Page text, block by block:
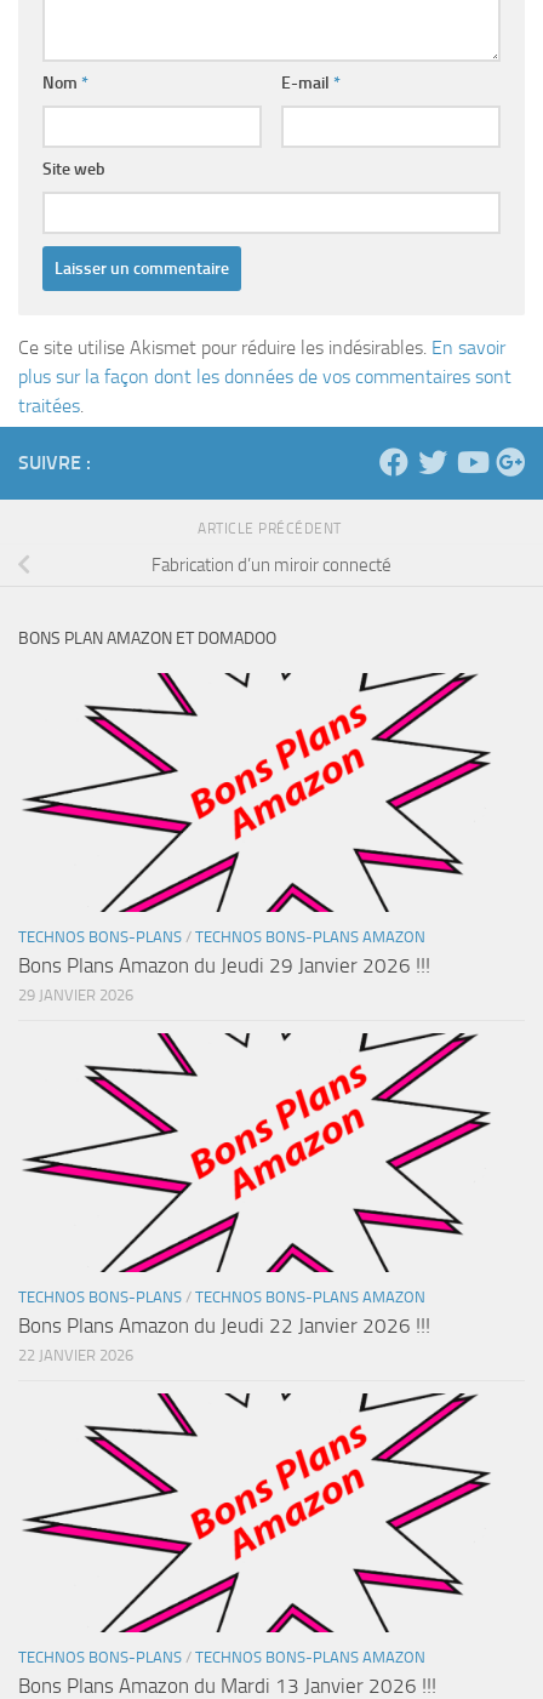
Nom * E-mail *
Site web
Ce site utilise Akismet pour réduire les indésirables. En savoir
plus sur la façon dont les données de vos commentaires sont
traitées.
SUIVRE :
ARTICLE PRÉCÉDENT
Fabrication d’un miroir connecté
BONS PLAN AMAZON ET DOMADOO
TECHNOS BONS-PLANS / TECHNOS BONS-PLANS AMAZON
Bons Plans Amazon du Jeudi 29 Janvier 2026 !!!
29 JANVIER 2026
TECHNOS BONS-PLANS / TECHNOS BONS-PLANS AMAZON
Bons Plans Amazon du Jeudi 22 Janvier 2026 !!!
22 JANVIER 2026
TECHNOS BONS-PLANS / TECHNOS BONS-PLANS AMAZON
Bons Plans Amazon du Mardi 13 Janvier 2026 !!!